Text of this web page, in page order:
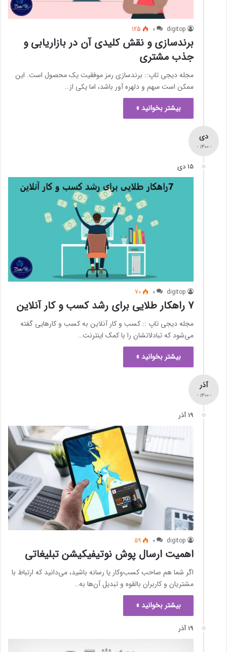
digitop
0
125
برندسازی و نقش کلیدی آن در بازاریابی و
جذب مشتری
مجله دیجی تاپ:: برندسازی رمز موفقیت یک محصول است. این
ممکن است مبهم و دلهره آور باشد، اما یکی از…
بیشتر بخوانید »
دی
- 1400 -
15 دی
digitop
0
70
7 راهکار طلایی برای رشد کسب و کار آنلاین
مجله دیجی تاپ :: کسب و کار آنلاین به کسب و کارهایی گفته
می‌شود که تبادلاتشان را با کمک اینترنت…
بیشتر بخوانید »
آذر
- 1400 -
19 آذر
digitop
0
59
اهمیت ارسال پوش نوتیفیکیشن تبلیغاتی
اگر شما هم صاحب کسب‌و‌کار یا رسانه‌ باشید، می‌دانید که ارتباط با
مشتریان و کاربران بالقوه و تبدیل آن‌ها به…
بیشتر بخوانید »
19 آذر